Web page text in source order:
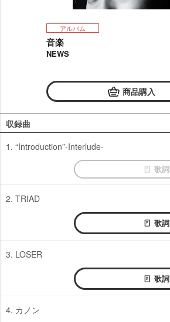
アルバム
音楽
NEWS
商品購入
収録曲
1. “Introduction”-Interlude-
歌詞
2. TRIAD
歌詞
3. LOSER
歌詞
4. カノン